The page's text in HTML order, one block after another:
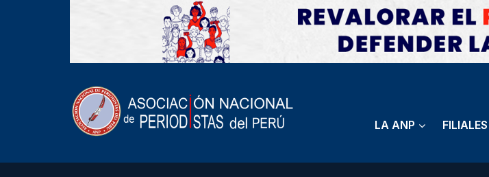
LA ANP FILIALES